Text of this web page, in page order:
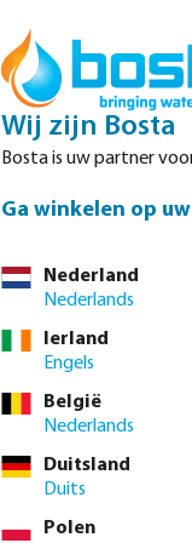
Wij zijn Bosta
Bosta is uw partner
Ga winkelen op
Nederland
Nederlands
Ierland
Engels
België
Nederlands
Duitsland
Duits
Polen